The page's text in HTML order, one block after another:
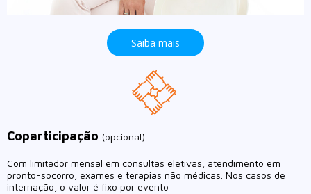
Saiba mais
Coparticipação (opcional)
Com limitador mensal em consultas eletivas, atendimento em
pronto-socorro, exames e terapias não médicas. Nos casos de
internação, o valor é fixo por evento